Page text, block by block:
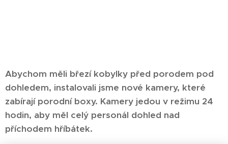
Abychom měli březí kobylky před porodem pod
dohledem, instalovali jsme nové kamery, které
zabírají porodní boxy. Kamery jedou v režimu 24
hodin, aby měl celý personál dohled nad
příchodem hříbátek.